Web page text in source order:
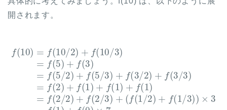
開されます。
(10)= 10/2) +f( 10 /3)= f(5
3/2)+ 3/3 )=f(2 + (1)+f(1
(f( 2)+ f( 1/3 ) ×3=f (1)